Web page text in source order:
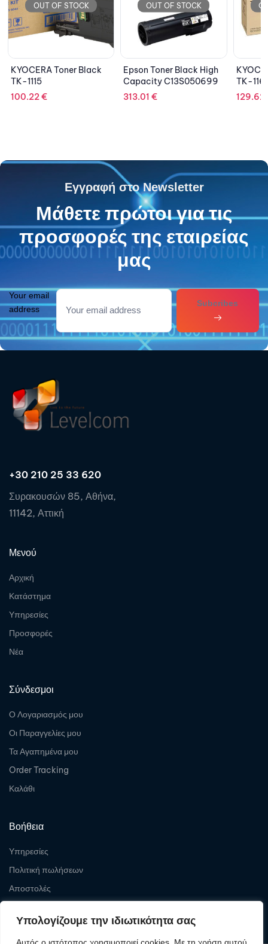
Υπολογίζουμε την ιδιωτικότητα σας
OUT OF STOCK
Epson Toner Black High
Capacity C13S050699
313.01€
OUT OF STOCK
KYOCERA Toner Black
TK-1160
129.62€
TK-
134.15
Εγγραφή στο Newsletter
Μάθετε πρώτοι για τις
προσφορές της εταιρείας
μας
Your email
address
Subcribes
+30 210 25 33 620
Συρακουσών 85, Αθήνα,
11142, Αττική
Μενού
Αρχική
Κατάστημα
Υπηρεσίες
Προσφορές
Νέα
Σύνδεσμοι
Ο Λογαριασμός μου
Οι Παραγγελίες μου
Τα Αγαπημένα μου
Order Tracking
Καλάθι
Βοήθεια
Υπηρεσίες
Πολιτική πωλήσεων
Αποστολές